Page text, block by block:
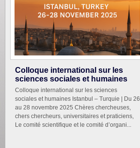
Colloque international sur les
sciences sociales et humaines
Colloque international sur les sciences
sociales et humaines Istanbul – Turquie | Du 26
au 28 novembre 2025 Chères chercheuses,
chers chercheurs, universitaires et praticiens,
Le comité scientifique et le comité d’organi...